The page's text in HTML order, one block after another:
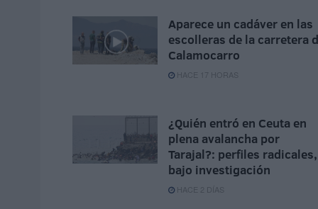
Aparece un cadáver en las
escolleras de la carretera
Calamocarro
HACE 17 HORAS
¿Quién entró en Ceuta en
plena avalancha por
Tarajal?: perfiles radicales,
bajo investigación
HACE 2 DÍAS